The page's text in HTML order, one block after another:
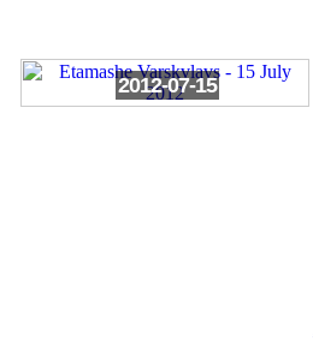
2012-07-15